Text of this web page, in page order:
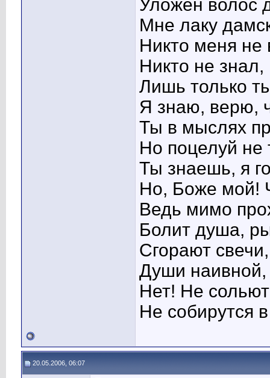
Уложен волос
Мне лаку
Никто меня не
Никто не знал,
Лишь только
Я знаю, верю,
Ты в мыслях
Но поцелуй не
Ты знаешь, я
Но, Боже мой!
Ведь мимо
Болит душа,
Сгорают
Души
Нет! Не
Не собирутся
20.05.2006, 06:07